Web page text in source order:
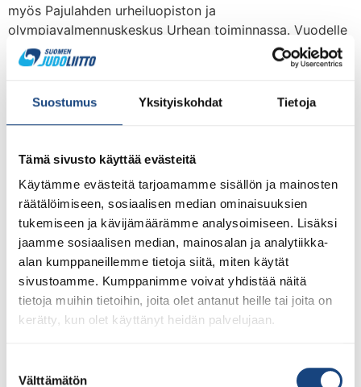
Suostumus Yksityiskohdat Tietoja
Tämä sivusto käyttää evästeitä
Käytämme evästeitä tarjoamamme sisällön ja mainosten
räätälöimiseen, sosiaalisen median ominaisuuksien
tukemiseen ja kävijämäärämme analysoimiseen. Lisäksi
jaamme sosiaalisen median, mainosalan ja analytiikka-
alan kumppaneillemme tietoja siitä, miten käytät
sivustoamme. Kumppanimme voivat yhdistää näitä
tietoja muihin tietoihin, joita olet antanut heille tai joita on
kerätty, kun olet käyttänyt heidän palvelujaan.
valinta
Välttämätön
myös Pajulahden urheiluopiston ja
olympiavalmennuskeskus Urhean toiminnassa. Vuodelle
[…]
artikkeli judosta julkaistu
Hyvien käytöstapojen judo vaatii keskittymään
Urheiluopistosäätiö on julkaissut judo-artikkelin, joissa
urheilutoimintaa Suomessa. Urheiluopistosäätiö on